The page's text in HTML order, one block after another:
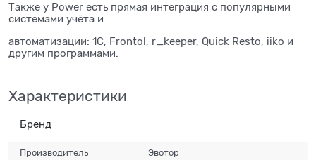
Также у Power есть прямая интеграция с популярными
системами учёта и
автоматизации: 1С, Frontol, r_keeper, Quick Resto, iiko и
другим программами.
Характеристики
Бренд
Производитель Эвотор